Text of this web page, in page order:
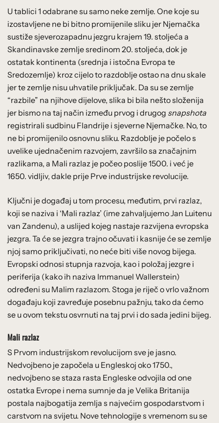
U tablici 1 odabrane su samo neke zemlje. One koje su
izostavljene ne bi bitno promijenile sliku jer Njemačka
sustiže sjeverozapadnu jezgru krajem 19. stoljeća a
Skandinavske zemlje sredinom 20. stoljeća, dok je
ostatak kontinenta (srednja i istočna Evropa te
Sredozemlje) kroz cijelo to razdoblje ostao na dnu skale
jer te zemlje nisu uhvatile priključak. Da su se zemlje
“razbile” na njihove dijelove, slika bi bila nešto složenija
jer bismo na taj način između prvog i drugog snapshota
registrirali sudbinu Flandrije i sjeverne Njemačke. No, to
ne bi promijenilo osnovnu sliku. Razdoblje je počelo s
uvelike ujednačenim razvojem, završilo sa značajnim
razlikama, a Mali razlaz je počeo poslije 1500. i već je
1650. vidljiv, dakle prije Prve industrijske revolucije.
Ključni je događaj u tom procesu, međutim, prvi razlaz,
koji se naziva i ‘Mali razlaz’ (ime zahvaljujemo Jan Luitenu
van Zandenu), a uslijed kojeg nastaje razvijena evropska
jezgra. Ta će se jezgra trajno očuvati i kasnije će se zemlje
njoj samo priključivati, no neće biti više novog bijega.
Evropski odnosi stupnja razvoja, kao i položaj jezgre i
periferija (kako ih naziva Immanuel Wallerstein)
određeni su Malim razlazom. Stoga je riječ o vrlo važnom
događaju koji zavređuje posebnu pažnju, tako da ćemo
se u ovom tekstu osvrnuti na taj prvi i do sada jedini bijeg.
Mali razlaz
S Prvom industrijskom revolucijom sve je jasno.
Nedvojbeno je započela u Engleskoj oko 1750.,
nedvojbeno se staza rasta Engleske odvojila od one
ostatka Evrope i nema sumnje da je Velika Britanija
postala najbogatija zemlja s najvećim gospodarstvom i
carstvom na svijetu. Nove tehnologije s vremenom su se